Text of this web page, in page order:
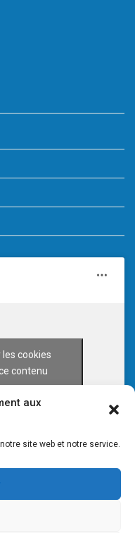
aux
site web et notre service.
cookies
contenu